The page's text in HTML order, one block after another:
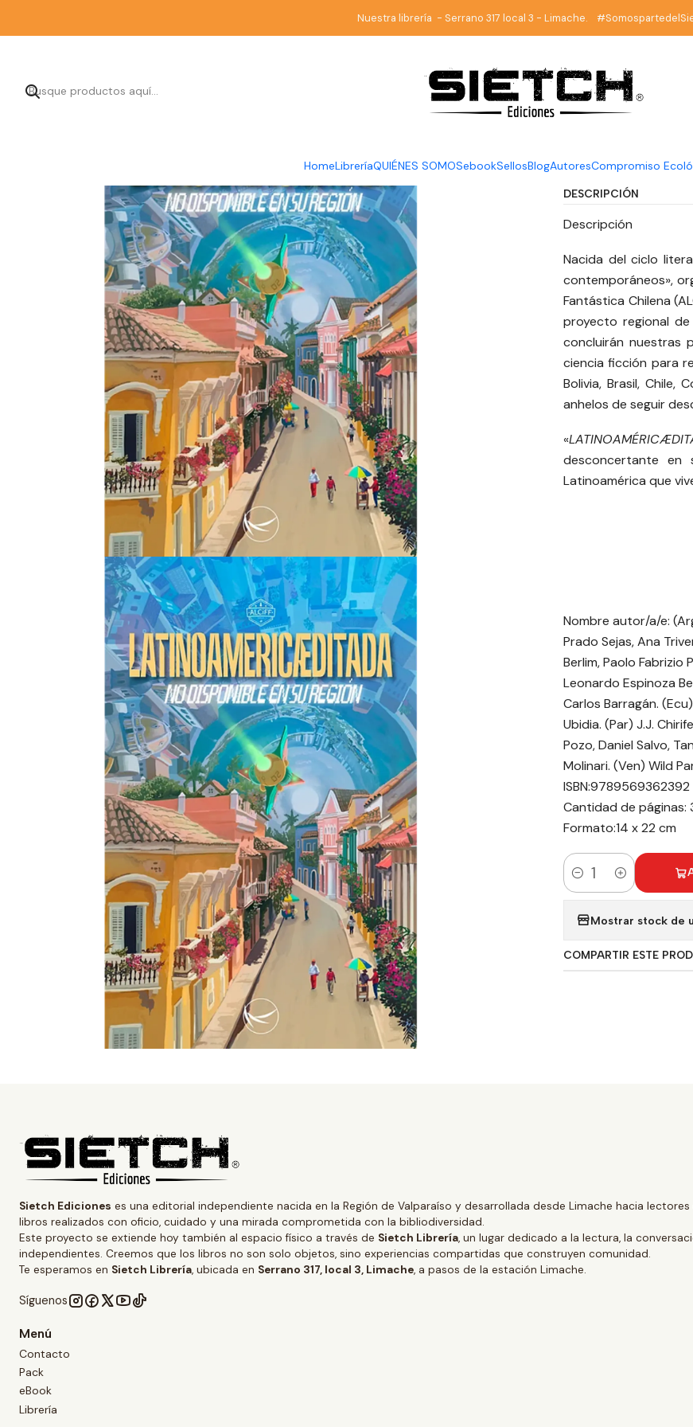
HomeLibreríaQUIÉNES SOMOSebookSellosBlogAutoresCompromiso
Nuestra librería - Serrano 317 local 3 - Limache.
Ciencia Ficción Latinoaméricæditada. No disponible en su
|
autores
DESCRIPCIÓN
Descripción
Nacida del ciclo
contemporáneos»,
Fantástica Chilena
proyecto regional
concluirán nuestras
ciencia ficción para
Bolivia, Brasil, Chile,
anhelos de seguir
«
desconcertante
Latinoamérica que
Nombre autor/a/e:
Prado Sejas, Ana
Berlim, Paolo Fabrizio
Leonardo Espinoza
Carlos Barragán.
Ubidia. (Par) J.J.
Pozo, Daniel Salvo,
Molinari. (Ven) Wild
ISBN:9789569362392
Cantidad de páginas:
Formato:14 x 22 cm
Cantidad
Mostrar stock de
COMPARTIR ESTE
Sietch Ediciones es una editorial independiente nacida en la Región de Valparaíso y desarrollada desde Limache hacia
libros realizados con oficio, cuidado y una mirada comprometida con la bibliodiversidad.
Este proyecto se extiende hoy también al espacio físico a través de Sietch Librería, un lugar dedicado a la lectura, la
independientes. Creemos que los libros no son solo objetos, sino experiencias compartidas que construyen comunidad.
Te esperamos en Sietch Librería, ubicada en Serrano 317, local 3, Limache, a pasos de la estación Limache.
Síguenos
Menú
Contacto
Pack
eBook
Librería